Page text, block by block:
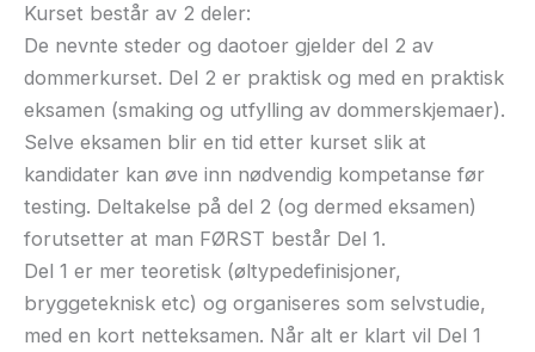
Kurset består av 2 deler:
De nevnte steder og daotoer gjelder del 2 av
dommerkurset. Del 2 er praktisk og med en praktisk
eksamen (smaking og utfylling av dommerskjemaer).
Selve eksamen blir en tid etter kurset slik at
kandidater kan øve inn nødvendig kompetanse før
testing. Deltakelse på del 2 (og dermed eksamen)
forutsetter at man FØRST består Del 1.
Del 1 er mer teoretisk (øltypedefinisjoner,
bryggeteknisk etc) og organiseres som selvstudie,
med en kort netteksamen. Når alt er klart vil Del 1